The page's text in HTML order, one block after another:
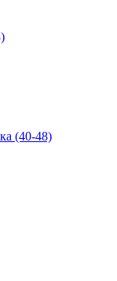
(40-48)